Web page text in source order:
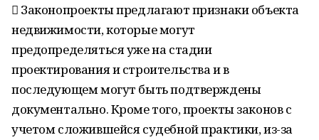
 Законопроекты предлагают признаки объекта
недвижимости, которые могут
предопределяться уже на стадии
проектирования и строительства и в
последующем могут быть подтверждены
документально. Кроме того, проекты законов с
учетом сложившейся судебной практики, из-за